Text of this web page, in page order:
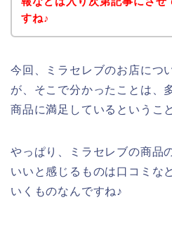
すね♪
今回、ミラセレブのお店につ
が、そこで分かったことは、
商品に満足しているというこ
やっぱり、ミラセレブの商品
いいと感じるものは口コミな
いくものなんですね♪